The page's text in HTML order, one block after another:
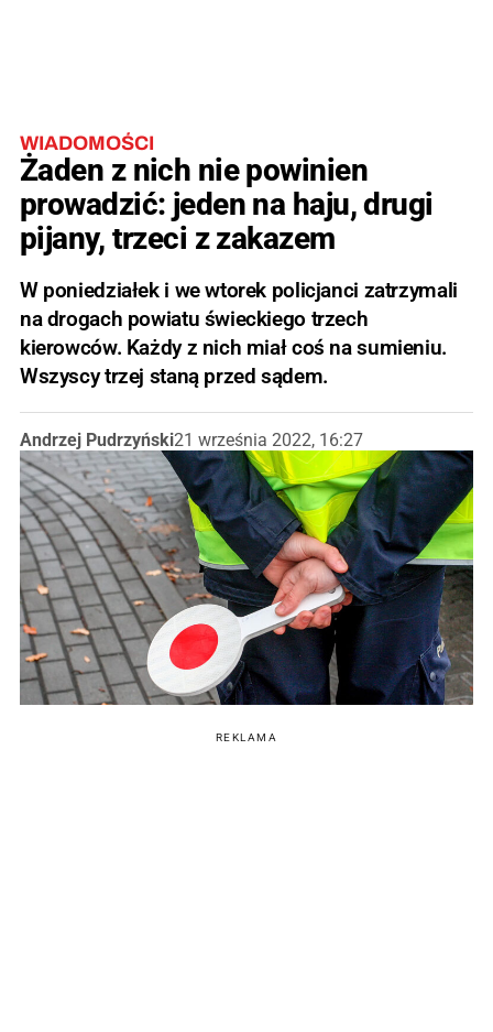
WIADOMOŚCI
Żaden z nich nie powinien
prowadzić: jeden na haju, drugi
pijany, trzeci z zakazem
W poniedziałek i we wtorek policjanci zatrzymali
na drogach powiatu świeckiego trzech
kierowców. Każdy z nich miał coś na sumieniu.
Wszyscy trzej staną przed sądem.
Andrzej Pudrzyński21 września 2022, 16:27
REKLAMA